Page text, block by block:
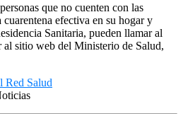
que no cuenten con las
efectiva en su hogar y
Sanitaria, pueden llamar al
sitio web del Ministerio de Salud,